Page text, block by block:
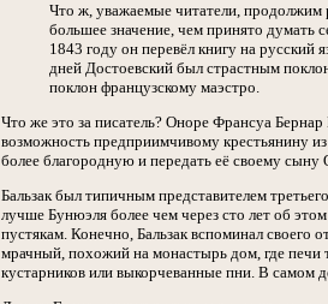
Что ж, уважаемые читатели, продолжим
большее значение, чем принято думать
1843 году он перевёл книгу на русский
дней Достоевский был страстным
поклон французскому маэстро.
Что же это за писатель? Оноре Франсуа
возможность предприимчивому крестьянину
более благородную и передать её своему сыну
Бальзак был типичным представителем
лучше Бунюэля более чем через сто лет об
пустякам. Конечно, Бальзак вспоминал своего
мрачный, похожий на монастырь дом, где
кустарников или выкорчеванные пни. В самом